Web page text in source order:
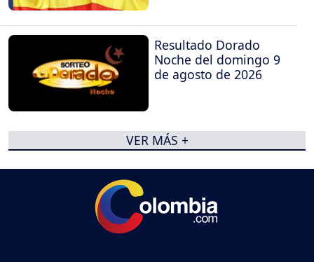
Resultado Dorado
Noche del domingo 9
de agosto de 2026
VER MÁS +